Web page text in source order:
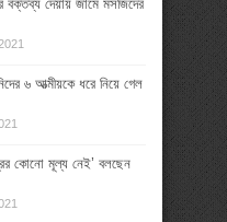
বক্তব্য দেয়ায় জামে মসজিদের
৬ আত্মীয়কে ধরে নিয়ে গেল
কোনো মূল্য নেই’ বলছেন